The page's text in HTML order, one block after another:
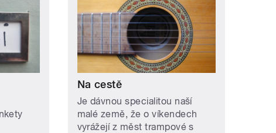
Na cestě
Je dávnou specialitou naší
malé země, že o víkendech
vyrážejí z měst trampové s